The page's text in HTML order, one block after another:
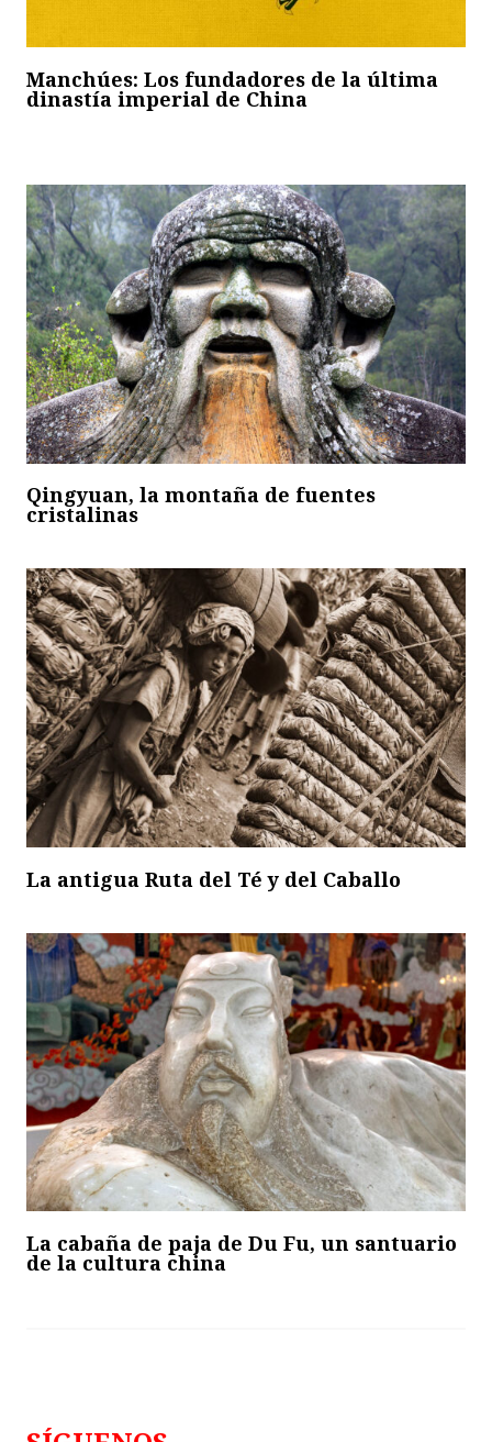
Manchúes: Los fundadores de la última
dinastía imperial de China
Qingyuan, la montaña de fuentes
cristalinas
La antigua Ruta del Té y del Caballo
La cabaña de paja de Du Fu, un santuario
de la cultura china